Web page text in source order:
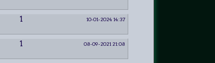
1
10-01-2024 14:37
1
08-09-2021 21:08